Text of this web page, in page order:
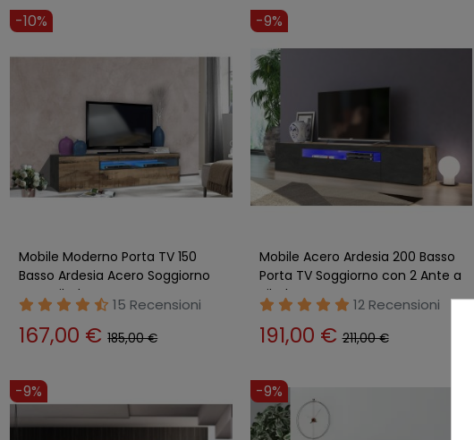
-10%
Mobile Moderno Porta TV 150
Basso Ardesia Acero Soggiorno
Anta Ribalta
15 Recensioni
167,00 €185,00 €
-9%
Mobile Acero Ardesia 200 Basso
Porta TV Soggiorno con 2 Ante a
Ribalta
12 Recensioni
191,00 €211,00 €
-9% -9%